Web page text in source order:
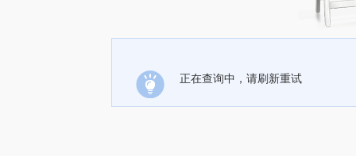
正在查询中，请刷新重试